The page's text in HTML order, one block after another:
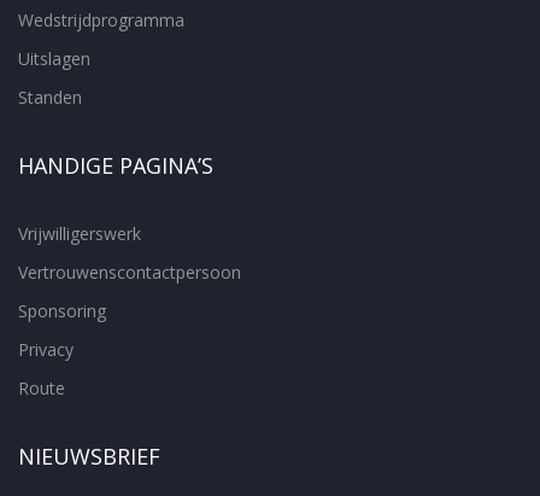
Wedstrijdprogramma
Uitslagen
Standen
HANDIGE PAGINA’S
Vrijwilligerswerk
Vertrouwenscontactpersoon
Sponsoring
Privacy
Route
NIEUWSBRIEF